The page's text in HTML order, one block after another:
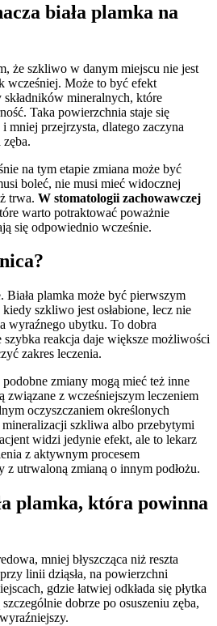
biała plamka na
że szkliwo w danym miejscu nie jest
wcześniej. Może to być efekt
mineralnych, które
Taka powierzchnia staje się
mniej przejrzysta, dlatego zaczyna
na tym etapie zmiana może być
boleć, nie musi mieć widocznej
trwa. W stomatologii zachowawczej
warto potraktować poważnie
się odpowiednio wcześnie.
Biała plamka może być pierwszym
szkliwo jest osłabione, lecz nie
wyraźnego ubytku. To dobra
szybka reakcja daje większe możliwości
zakres leczenia.
zmiany mogą mieć też inne
związane z wcześniejszym leczeniem
oczyszczaniem określonych
szkliwa albo przebytymi
widzi jedynie efekt, ale to lekarz
z aktywnym procesem
z utrwaloną zmianą o innym podłożu.
plamka, która powinna
mniej błyszcząca niż reszta
linii dziąsła, na powierzchni
gdzie łatwiej odkłada się płytka
dobrze po osuszeniu zęba,